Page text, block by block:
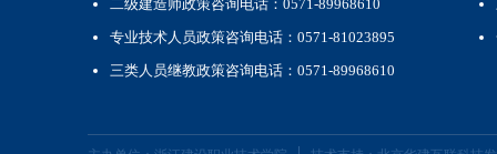
二级建造师政策咨询电话：0571-89968610
专业技术人员政策咨询电话：0571-81023895
三类人员继教政策咨询电话：0571-89968610